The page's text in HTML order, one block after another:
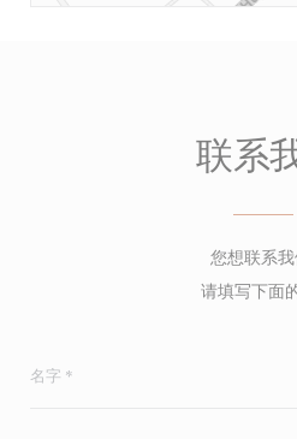
联系
您想联系我
请填写下面